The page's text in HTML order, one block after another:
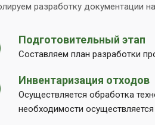
разработку документации
Подготовительный этап
Составляем план разработки
Инвентаризация отходов
Осуществляется обработка
необходимости